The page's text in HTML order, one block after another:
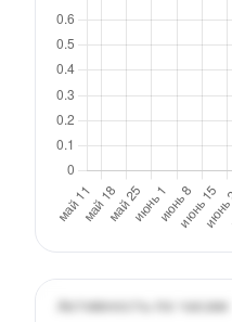
Активность по часам